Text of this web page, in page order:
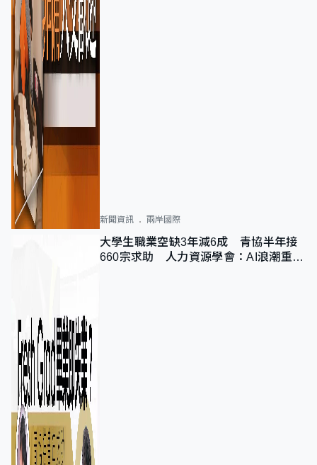
新聞資訊 兩岸國際
大學生職業空缺3年減6成 青協半年接
660宗求助 人力資源學會：AI浪潮重整